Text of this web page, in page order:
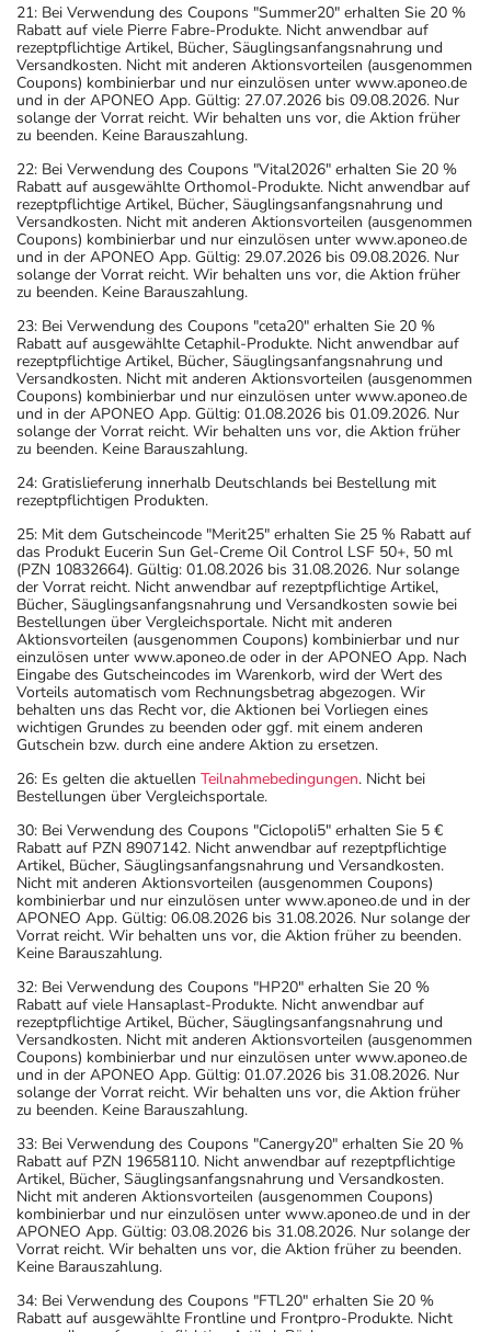
21: Bei Verwendung des Coupons "Summer20" erhalten Sie 20 %
Rabatt auf viele Pierre Fabre-Produkte. Nicht anwendbar auf
rezeptpflichtige Artikel, Bücher, Säuglingsanfangsnahrung und
Versandkosten. Nicht mit anderen Aktionsvorteilen (ausgenommen
Coupons) kombinierbar und nur einzulösen unter www.aponeo.de
und in der APONEO App. Gültig: 27.07.2026 bis 09.08.2026. Nur
solange der Vorrat reicht. Wir behalten uns vor, die Aktion früher
zu beenden. Keine Barauszahlung.
22: Bei Verwendung des Coupons "Vital2026" erhalten Sie 20 %
Rabatt auf ausgewählte Orthomol-Produkte. Nicht anwendbar auf
rezeptpflichtige Artikel, Bücher, Säuglingsanfangsnahrung und
Versandkosten. Nicht mit anderen Aktionsvorteilen (ausgenommen
Coupons) kombinierbar und nur einzulösen unter www.aponeo.de
und in der APONEO App. Gültig: 29.07.2026 bis 09.08.2026. Nur
solange der Vorrat reicht. Wir behalten uns vor, die Aktion früher
zu beenden. Keine Barauszahlung.
23: Bei Verwendung des Coupons "ceta20" erhalten Sie 20 %
Rabatt auf ausgewählte Cetaphil-Produkte. Nicht anwendbar auf
rezeptpflichtige Artikel, Bücher, Säuglingsanfangsnahrung und
Versandkosten. Nicht mit anderen Aktionsvorteilen (ausgenommen
Coupons) kombinierbar und nur einzulösen unter www.aponeo.de
und in der APONEO App. Gültig: 01.08.2026 bis 01.09.2026. Nur
solange der Vorrat reicht. Wir behalten uns vor, die Aktion früher
zu beenden. Keine Barauszahlung.
24: Gratislieferung innerhalb Deutschlands bei Bestellung mit
rezeptpflichtigen Produkten.
25: Mit dem Gutscheincode "Merit25" erhalten Sie 25 % Rabatt auf
das Produkt Eucerin Sun Gel-Creme Oil Control LSF 50+, 50 ml
(PZN 10832664). Gültig: 01.08.2026 bis 31.08.2026. Nur solange
der Vorrat reicht. Nicht anwendbar auf rezeptpflichtige Artikel,
Bücher, Säuglingsanfangsnahrung und Versandkosten sowie bei
Bestellungen über Vergleichsportale. Nicht mit anderen
Aktionsvorteilen (ausgenommen Coupons) kombinierbar und nur
einzulösen unter www.aponeo.de oder in der APONEO App. Nach
Eingabe des Gutscheincodes im Warenkorb, wird der Wert des
Vorteils automatisch vom Rechnungsbetrag abgezogen. Wir
behalten uns das Recht vor, die Aktionen bei Vorliegen eines
wichtigen Grundes zu beenden oder ggf. mit einem anderen
Gutschein bzw. durch eine andere Aktion zu ersetzen.
26: Es gelten die aktuellen Teilnahmebedingungen. Nicht bei
Bestellungen über Vergleichsportale.
30: Bei Verwendung des Coupons "Ciclopoli5" erhalten Sie 5 €
Rabatt auf PZN 8907142. Nicht anwendbar auf rezeptpflichtige
Artikel, Bücher, Säuglingsanfangsnahrung und Versandkosten.
Nicht mit anderen Aktionsvorteilen (ausgenommen Coupons)
kombinierbar und nur einzulösen unter www.aponeo.de und in der
APONEO App. Gültig: 06.08.2026 bis 31.08.2026. Nur solange der
Vorrat reicht. Wir behalten uns vor, die Aktion früher zu beenden.
Keine Barauszahlung.
32: Bei Verwendung des Coupons "HP20" erhalten Sie 20 %
Rabatt auf viele Hansaplast-Produkte. Nicht anwendbar auf
rezeptpflichtige Artikel, Bücher, Säuglingsanfangsnahrung und
Versandkosten. Nicht mit anderen Aktionsvorteilen (ausgenommen
Coupons) kombinierbar und nur einzulösen unter www.aponeo.de
und in der APONEO App. Gültig: 01.07.2026 bis 31.08.2026. Nur
solange der Vorrat reicht. Wir behalten uns vor, die Aktion früher
zu beenden. Keine Barauszahlung.
33: Bei Verwendung des Coupons "Canergy20" erhalten Sie 20 %
Rabatt auf PZN 19658110. Nicht anwendbar auf rezeptpflichtige
Artikel, Bücher, Säuglingsanfangsnahrung und Versandkosten.
Nicht mit anderen Aktionsvorteilen (ausgenommen Coupons)
kombinierbar und nur einzulösen unter www.aponeo.de und in der
APONEO App. Gültig: 03.08.2026 bis 31.08.2026. Nur solange der
Vorrat reicht. Wir behalten uns vor, die Aktion früher zu beenden.
Keine Barauszahlung.
34: Bei Verwendung des Coupons "FTL20" erhalten Sie 20 %
Rabatt auf ausgewählte Frontline und Frontpro-Produkte. Nicht